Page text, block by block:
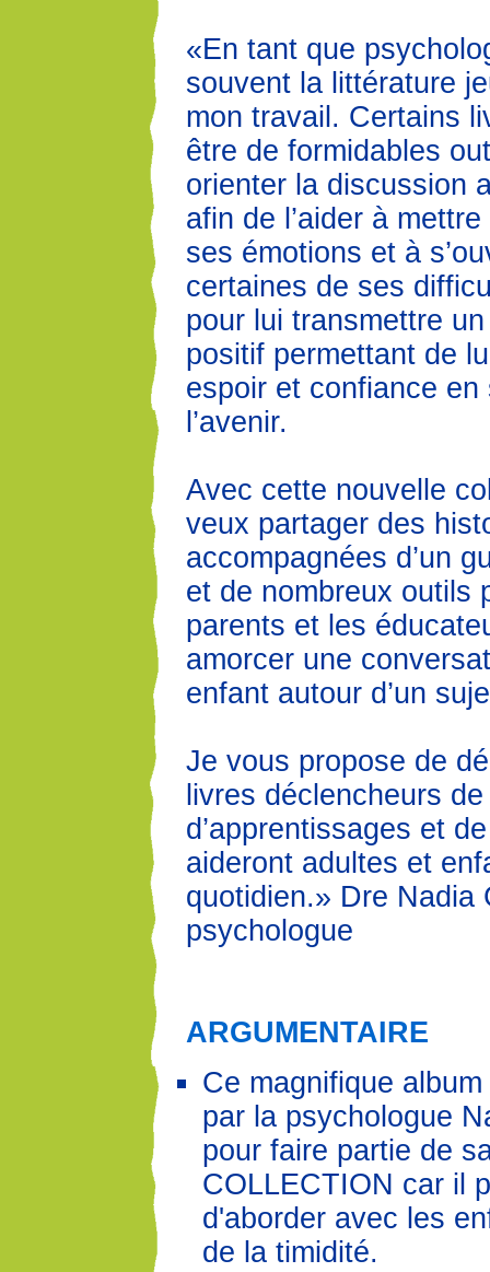
«En tant que
souvent la littérature
mon travail. Certains
être de formidables
orienter la discussion
afin de l’aider à
ses émotions et à
certaines de ses
pour lui transmettre
positif permettant de
espoir et confiance en
l’avenir.
Avec cette nouvelle
veux partager des
accompagnées d’un
et de nombreux outils
parents et les
amorcer une
enfant autour d’un
Je vous propose de
livres déclencheurs
d’apprentissages et
aideront adultes et
quotidien.» Dre Nadia
psychologue
ARGUMENTAIRE
Ce magnifique
par la psychologue
pour faire partie de
COLLECTION car il
d'aborder avec les
de la timidité.